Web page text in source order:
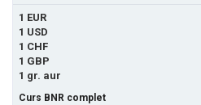
1 EUR
1 USD
1 CHF
1 GBP
1 gr. aur
Curs BNR complet